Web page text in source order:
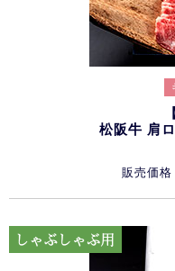
松阪牛 肩
販売価格